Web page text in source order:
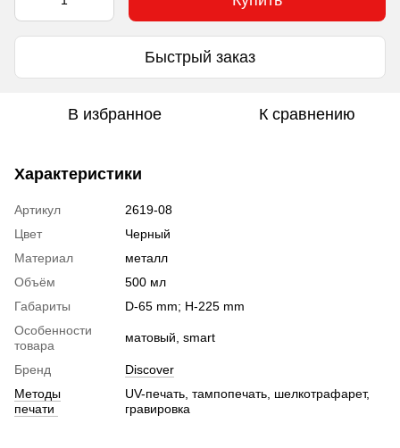
Быстрый заказ
В избранное К сравнению
Характеристики
Артикул
2619-08
Цвет
Черный
Материал
металл
Объём
500 мл
Габариты
D-65 mm; H-225 mm
Особенности
товара
матовый, smart
Бренд
Discover
Методы
печати
UV-печать, тампопечать, шелкотрафарет,
гравировка